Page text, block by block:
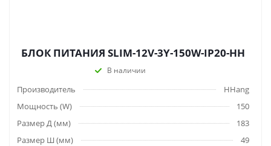
БЛОК ПИТАНИЯ SLIM-12V-3Y-150W-IP20-HH
В наличии
Производитель
HHang
Мощность (W)
150
Размер Д (мм)
183
Размер Ш (мм)
49